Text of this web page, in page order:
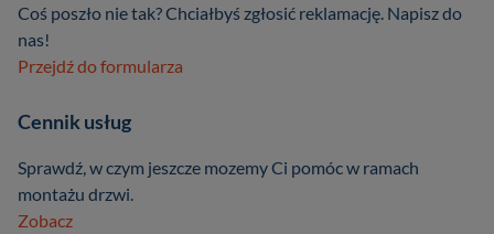
Coś poszło nie tak? Chciałbyś zgłosić reklamację. Napisz do
nas!
Przejdź do formularza
Cennik usług
Sprawdź, w czym jeszcze mozemy Ci pomóc w ramach
montażu drzwi.
Zobacz